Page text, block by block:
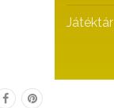
Játéktár